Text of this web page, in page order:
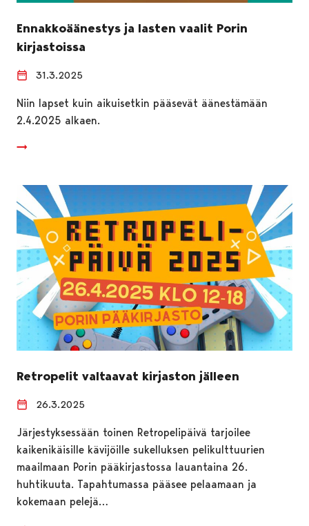
Ennakkoäänestys ja lasten vaalit Porin
kirjastoissa
31.3.2025
Niin lapset kuin aikuisetkin pääsevät äänestämään
2.4.2025 alkaen.
Retropelit valtaavat kirjaston jälleen
26.3.2025
Järjestyksessään toinen Retropelipäivä tarjoilee
kaikenikäisille kävijöille sukelluksen pelikulttuurien
maailmaan Porin pääkirjastossa lauantaina 26.
huhtikuuta. Tapahtumassa pääsee pelaamaan ja
kokemaan pelejä…